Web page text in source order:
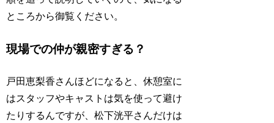
ところから御覧ください。
現場での仲が親密すぎる？
戸田恵梨香さんほどになると、休憩室に
はスタッフやキャストは気を使って避け
たりするんですが、松下洸平さんだけは